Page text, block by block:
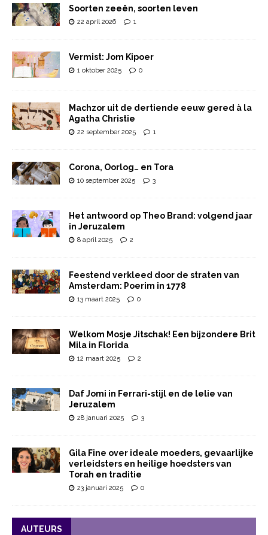
Soorten zeeën, soorten leven
22 april 2026 1
Vermist: Jom Kipoer
1 oktober 2025 0
Machzor uit de dertiende eeuw gered à la
Agatha Christie
22 september 2025 1
Corona, Oorlog… en Tora
10 september 2025 3
Het antwoord op Theo Brand: volgend jaar
in Jeruzalem
8 april 2025 2
Feestend verkleed door de straten van
Amsterdam: Poerim in 1778
13 maart 2025 0
Welkom Mosje Jitschak! Een bijzondere Brit
Mila in Florida
12 maart 2025 2
Daf Jomi in Ferrari-stijl en de lelie van
Jeruzalem
28 januari 2025 3
Gila Fine over ideale moeders, gevaarlijke
verleidsters en heilige hoedsters van
Torah en traditie
23 januari 2025 0
AUTEURS